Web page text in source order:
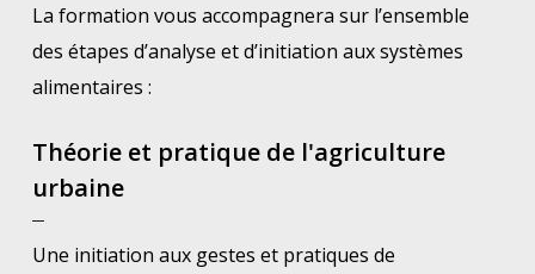
La formation vous accompagnera sur l’ensemble
des étapes d’analyse et d’initiation aux systèmes
alimentaires :
Théorie et pratique de l'agriculture
urbaine
Une initiation aux gestes et pratiques de